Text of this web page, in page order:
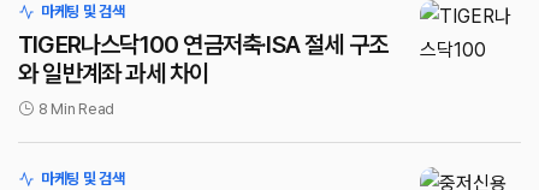
마케팅 및 검색
TIGER나스닥100 연금저축·ISA 절세 구조
와 일반계좌 과세 차이
8 Min Read
마케팅 및 검색